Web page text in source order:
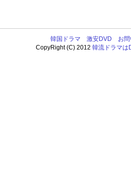
韓国ドラマ 激安DVD
お
CopyRight (C) 2012韓流ドラマは